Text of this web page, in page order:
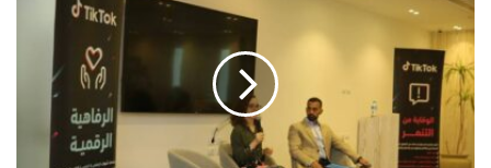
تضع
الصحة
النفسية
في
المقدمة..
وتعقد